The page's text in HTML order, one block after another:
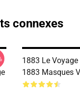
connexes
1883 Le
1883 Masques